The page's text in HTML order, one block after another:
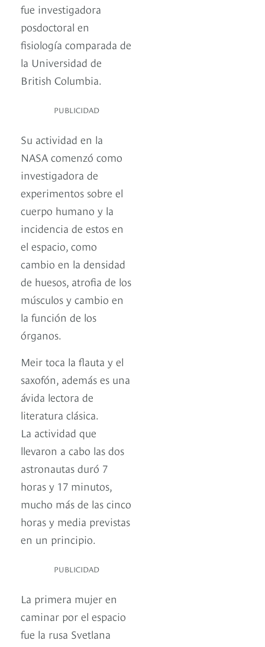
fue investigadora
posdoctoral en
fisiología comparada de
la Universidad de
British Columbia.
PUBLICIDAD
Su actividad en la
NASA comenzó como
investigadora de
experimentos sobre el
cuerpo humano y la
incidencia de estos en
el espacio, como
cambio en la densidad
de huesos, atrofia de los
músculos y cambio en
la función de los
órganos.
Meir toca la flauta y el
saxofón, además es una
ávida lectora de
literatura clásica.
La actividad que
llevaron a cabo las dos
astronautas duró 7
horas y 17 minutos,
mucho más de las cinco
horas y media previstas
en un principio.
PUBLICIDAD
La primera mujer en
caminar por el espacio
fue la rusa Svetlana